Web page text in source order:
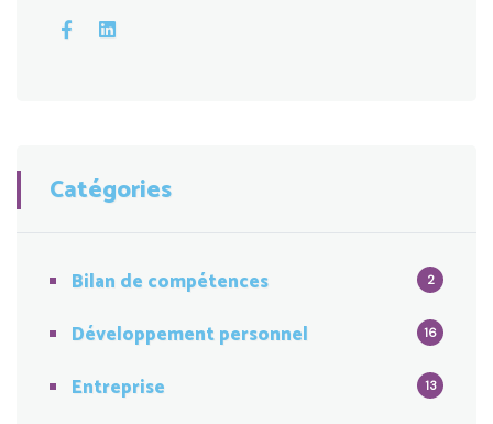
Catégories
Bilan de compétences 2
Développement personnel 16
Entreprise 13